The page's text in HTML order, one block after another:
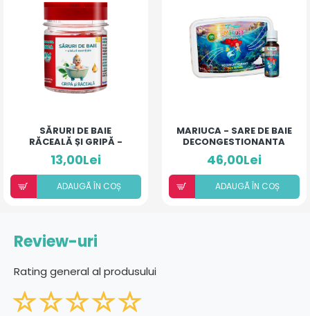
SĂRURI DE BAIE
RĂCEALĂ ȘI GRIPĂ -
BEBE ȘI COPII
13,00Lei
ADAUGÃ ÎN COȘ
MARIUCA - SARE DE BAIE
DECONGESTIONANTA
46,00Lei
ADAUGÃ ÎN COȘ
Review-uri
Rating general al produsului